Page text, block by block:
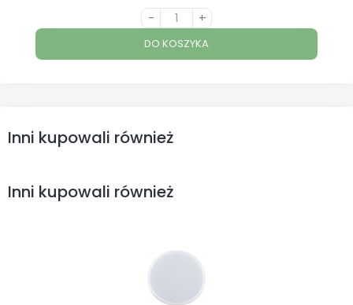
- +
DO KOSZYKA
Inni kupowali również
Inni kupowali również